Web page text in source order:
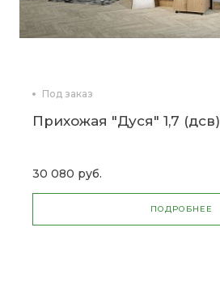
Под заказ
Прихожая "Дуся" 1,7 (дсв)
30 080 руб.
ПОДРОБНЕЕ